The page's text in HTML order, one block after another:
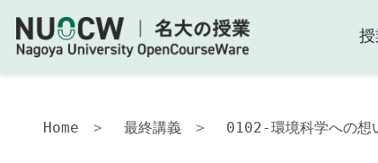
Home 最終講義 0102-環境科学への想